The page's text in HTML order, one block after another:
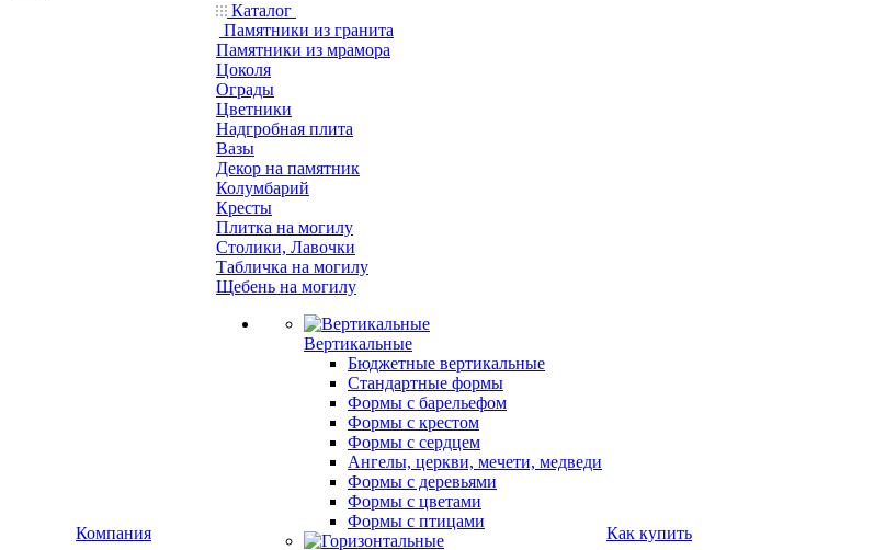
Компания
Каталог
Памятники из гранита
Памятники из мрамора
Цоколя
Ограды
Цветники
Надгробная плита
Вазы
Декор на памятник
Колумбарий
Кресты
Плитка на могилу
Столики, Лавочки
Табличка на могилу
Щебень на могилу
Вертикальные
Бюджетные вертикальные
Стандартные формы
Формы с барельефом
Формы с крестом
Формы с сердцем
Ангелы, церкви, мечети, медведи
Формы с деревьями
Формы с цветами
Формы с птицами
Как купить